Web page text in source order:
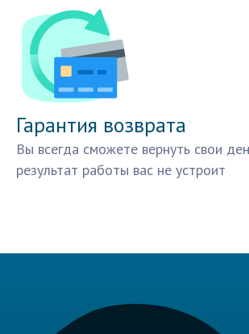
Гарантия возврата
Вы всегда сможете вернуть свои
результат работы вас не устроит